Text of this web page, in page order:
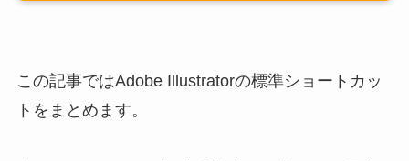
この記事ではAdobe Illustratorの標準ショートカッ
トをまとめます。